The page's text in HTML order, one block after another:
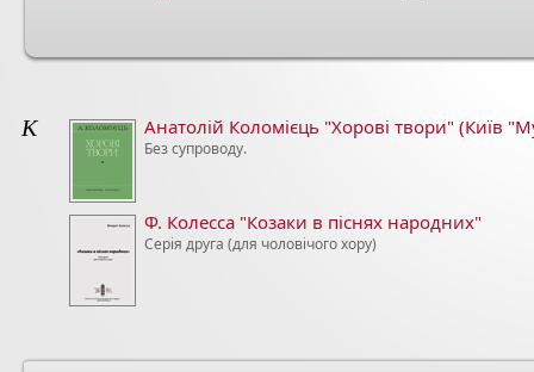
К Анатолій Коломієць "Хорові твори" (Київ
Без супроводу.
Ф. Колесса "Козаки в піснях народних"
Серія друга (для чоловічого хору)